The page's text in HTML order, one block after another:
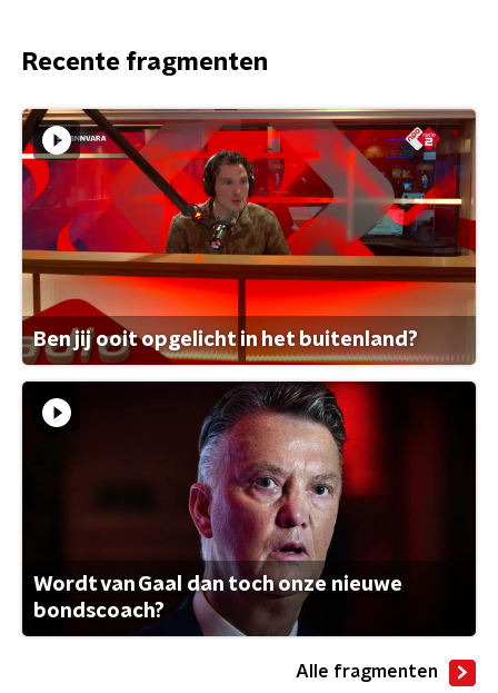
Recente fragmenten
Ben jij ooit opgelicht in het buitenland?
Wordt van Gaal dan toch onze nieuwe
bondscoach?
Alle fragmenten